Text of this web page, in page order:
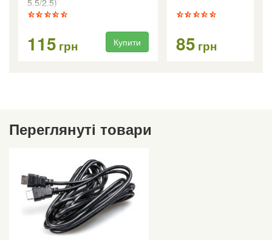
115 грн Купити 85 грн
Переглянуті товари